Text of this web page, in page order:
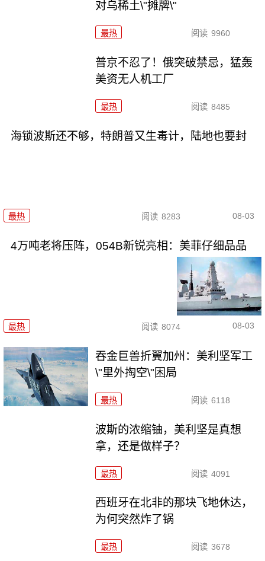
对乌稀土\"摊牌\"
最热 阅读 9960
普京不忍了！俄突破禁忌，猛轰
美资无人机工厂
最热 阅读 8485
海锁波斯还不够，特朗普又生毒计，陆地也要封
最热 阅读 8283 08-03
4万吨老将压阵，054B新锐亮相：美菲仔细品品
最热 阅读 8074 08-03
吞金巨兽折翼加州：美利坚军工
\"里外掏空\"困局
最热 阅读 6118
波斯的浓缩铀，美利坚是真想
拿，还是做样子？
最热 阅读 4091
西班牙在北非的那块飞地休达，
为何突然炸了锅
最热 阅读 3678